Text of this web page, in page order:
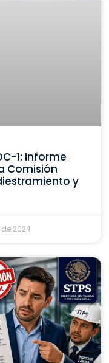
1: Informe
Comisión
y
2024